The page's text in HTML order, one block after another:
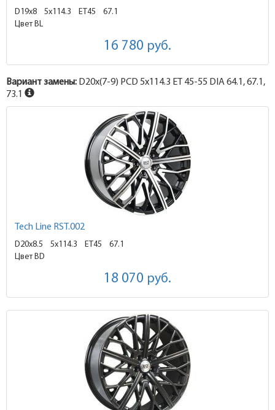
D19x8 5x114.3 ET45
67.1
Цвет BL
16 780 руб.
Вариант замены: D20x(7-9) PCD 5x114.3 ET 45-55 DIA 64.1, 67.1,
73.1
Tech Line RST.002
D20x8.5 5x114.3 ET45
67.1
Цвет BD
18 070 руб.